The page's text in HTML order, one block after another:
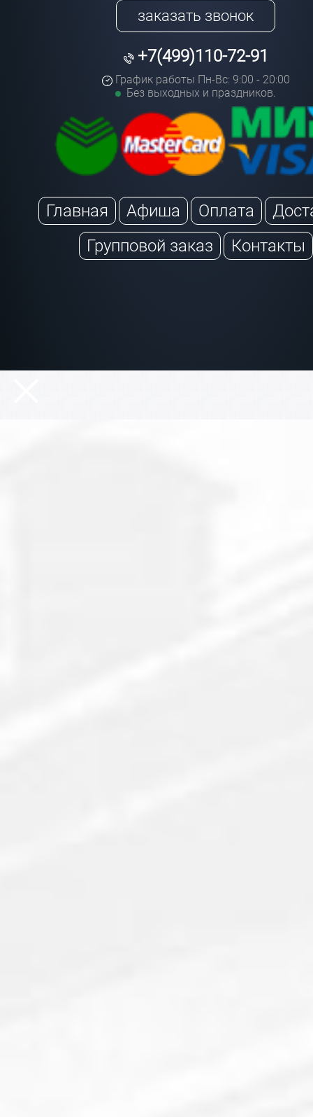
заказать звонок
+7(499)110-72-91
График работы Пн-Вс: 9:00 - 20:00
Без выходных и праздников.
Главная Афиша Оплата
Групповой заказ
Контакты